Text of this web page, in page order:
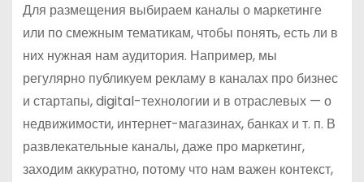
Для размещения выбираем каналы о маркетинге
или по смежным тематикам, чтобы понять, есть ли в
них нужная нам аудитория. Например, мы
регулярно публикуем рекламу в каналах про бизнес
и стартапы, digital-технологии и в отраслевых — о
недвижимости, интернет-магазинах, банках и т. п. В
развлекательные каналы, даже про маркетинг,
заходим аккуратно, потому что нам важен контекст,